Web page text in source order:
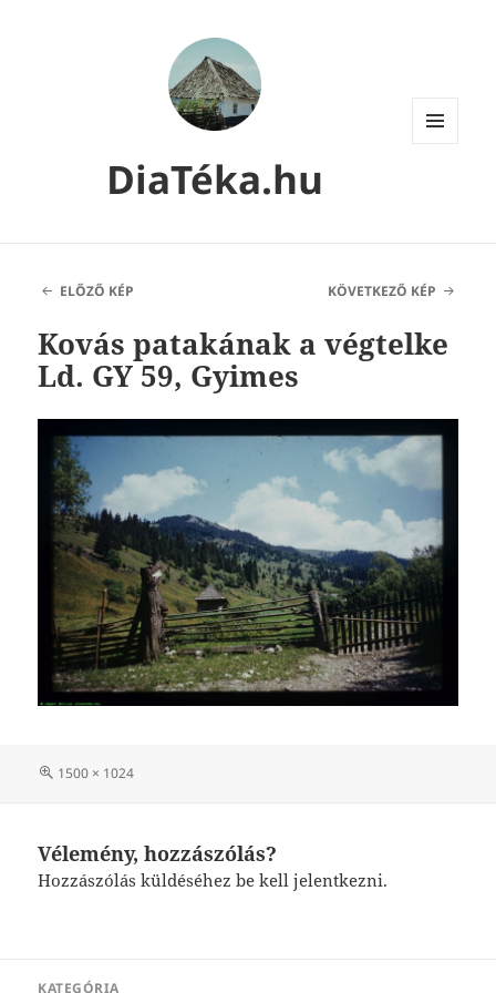
DiaTéka.hu
ELŐZŐ KÉP KÖVETKEZŐ KÉP
Kovás patakának a végtelke
Ld. GY 59, Gyimes
Teljes
1500 × 1024
Vélemény, hozzászólás?
Hozzászólás küldéséhezbe kell jelentkezni.
KATEGÓRIA